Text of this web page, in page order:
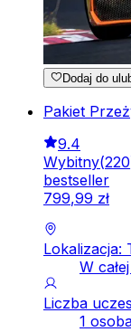
Dodaj do
Pakiet
9.4
Wybitny(220
bestseller
799,99 zł
Lokalizacja:
W
Liczba
1